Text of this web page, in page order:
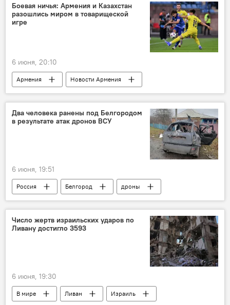
Боевая ничья: Армения и Казахстан
разошлись миром в товарищеской
игре
6 июня, 20:10
Армения
Новости Армения
Общество
Спорт
Казахстан
Два человека ранены под Белгородом
в результате атак дронов ВСУ
6 июня, 19:51
Россия Белгород дроны
Число жертв израильских ударов по
Ливану достигло 3593
6 июня, 19:30
В мире Ливан Израиль